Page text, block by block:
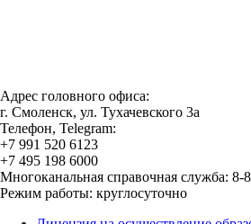
Адрес головного офиса:
г. Смоленск, ул. Тухачевского 3а
Телефон, Telegram:
+7 991 520 6123
+7 495 198 6000
Многоканальная справочная служба: 8-
Режим работы: круглосуточно